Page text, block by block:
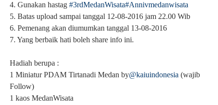
4. Gunakan hastag #3rdMedanWisata#Annivmedanwisata
5. Batas upload sampai tanggal 12-08-2016 jam 22.00 Wib
6. Pemenang akan diumumkan tanggal 13-08-2016
7. Yang berbaik hati boleh share info ini.
Hadiah berupa :
1 Miniatur PDAM Tirtanadi Medan by@kaiuindonesia (wajib
Follow)
1 kaos MedanWisata